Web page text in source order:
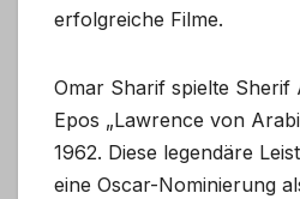
erfolgreiche Filme.
Omar Sharif spielte Sherif
Epos „Lawrence von
1962. Diese legendäre
eine Oscar-Nominierung